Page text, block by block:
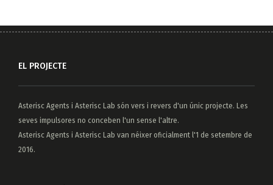
EL PROJECTE
Asterisc Agents i Asterisc Lab són vers i revers d'un únic projecte. Les
seves impulsores no conceben l'un sense l'altre.
Asterisc Agents i Asterisc Lab van néixer oficialment l'1 de setembre de
2016.